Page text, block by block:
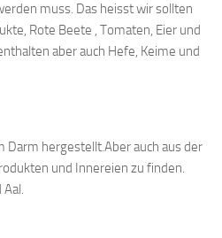
muss. Das heisst wir sollten
Rote Beete , Tomaten, Eier und
aber auch Hefe, Keime und
Darm hergestellt.Aber auch aus der
und Innereien zu finden.